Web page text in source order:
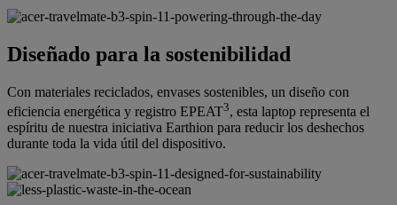
Diseñado para la sostenibilidad
Con materiales reciclados, envases sostenibles, un diseño con
eficiencia energética y registro EPEAT3, esta laptop representa el
espíritu de nuestra iniciativa Earthion para reducir los deshechos
durante toda la vida útil del dispositivo.